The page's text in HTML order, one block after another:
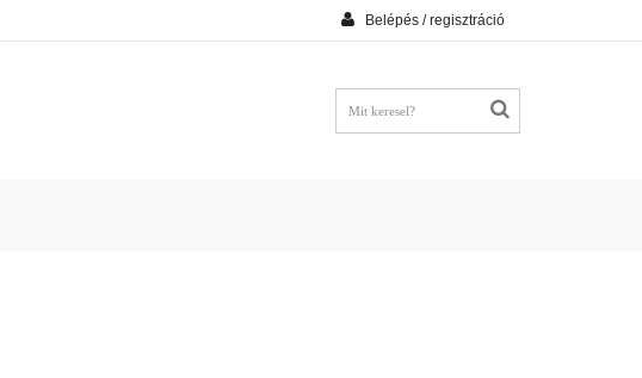
Belépés / regisztráció